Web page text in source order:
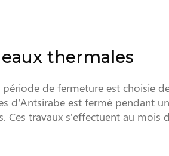
thermales
de fermeture est choisie
d’Antsirabe est fermé pendant
travaux s’effectuent au mois